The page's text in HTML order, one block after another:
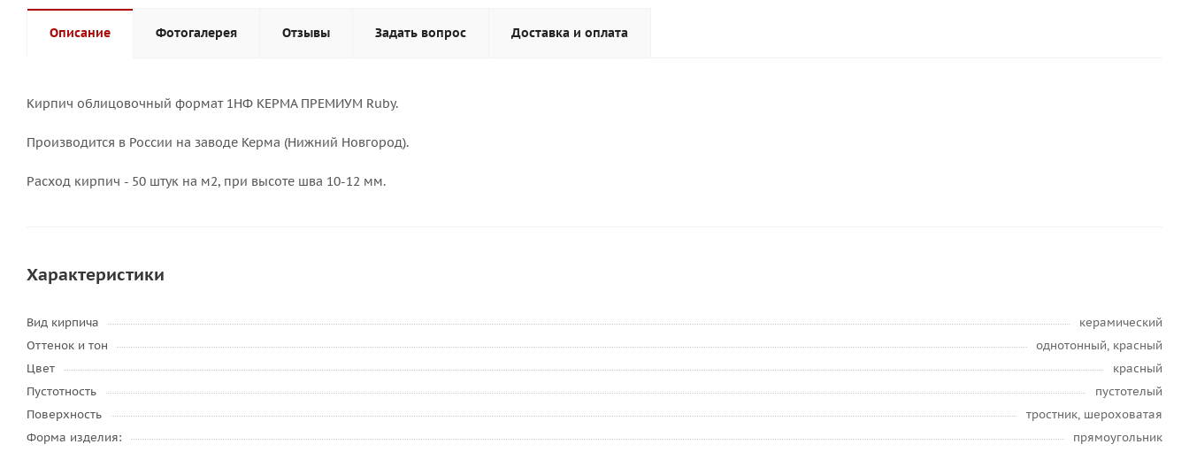
Описание Фотогалерея Отзывы Задать вопрос Доставка и оплата
Кирпич облицовочный формат 1НФ КЕРМА ПРЕМИУМ Ruby.
Производится в России на заводе Керма (Нижний Новгород).
Расход кирпич - 50 штук на м2, при высоте шва 10-12 мм.
Характеристики
Вид кирпича
керамический
Оттенок и тон
однотонный, красный
Цвет
красный
Пустотность
пустотелый
Поверхность
тростник, шероховатая
Форма изделия:
прямоугольник